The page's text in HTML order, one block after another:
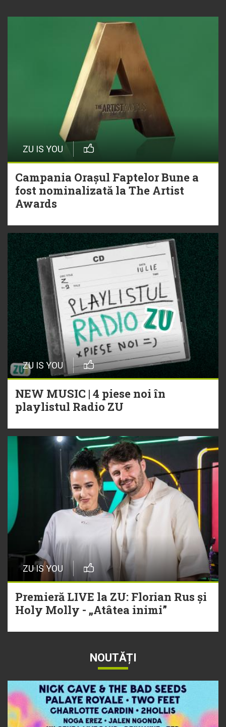
ZU IS YOU
Campania Orașul Faptelor Bune a
fost nominalizată la The Artist
Awards
ZU IS YOU
NEW MUSIC | 4 piese noi în
playlistul Radio ZU
ZU IS YOU
Premieră LIVE la ZU: Florian Rus și
Holy Molly - „Atâtea inimi”
NOUTĂȚI